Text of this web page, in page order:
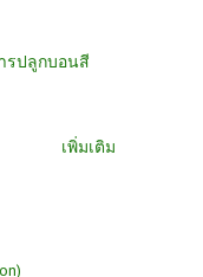
รปลูกบอนสี
เพิ่มเติม